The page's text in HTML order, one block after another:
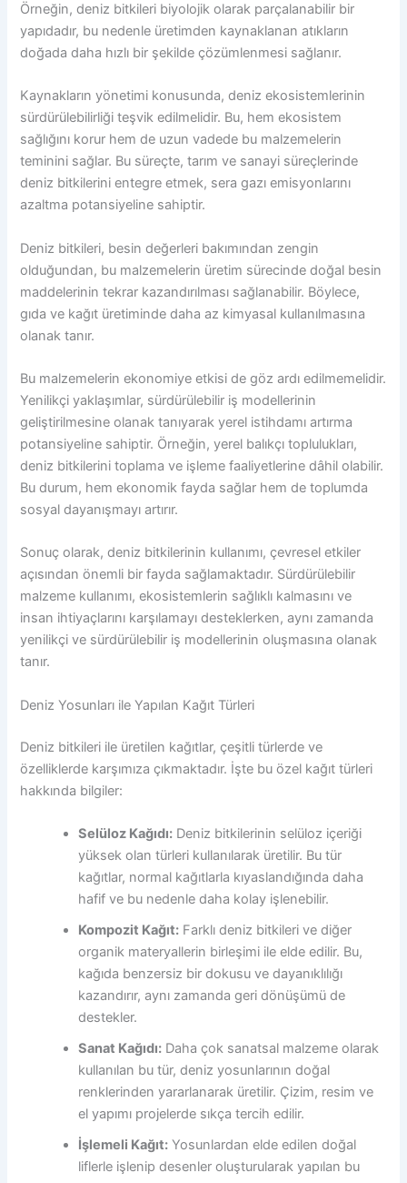
Örneğin, deniz bitkileri biyolojik olarak parçalanabilir bir
yapıdadır, bu nedenle üretimden kaynaklanan atıkların
doğada daha hızlı bir şekilde çözümlenmesi sağlanır.
Kaynakların yönetimi konusunda, deniz ekosistemlerinin
sürdürülebilirliği teşvik edilmelidir. Bu, hem ekosistem
sağlığını korur hem de uzun vadede bu malzemelerin
teminini sağlar. Bu süreçte, tarım ve sanayi süreçlerinde
deniz bitkilerini entegre etmek, sera gazı emisyonlarını
azaltma potansiyeline sahiptir.
Deniz bitkileri, besin değerleri bakımından zengin
olduğundan, bu malzemelerin üretim sürecinde doğal besin
maddelerinin tekrar kazandırılması sağlanabilir. Böylece,
gıda ve kağıt üretiminde daha az kimyasal kullanılmasına
olanak tanır.
Bu malzemelerin ekonomiye etkisi de göz ardı edilmemelidir.
Yenilikçi yaklaşımlar, sürdürülebilir iş modellerinin
geliştirilmesine olanak tanıyarak yerel istihdamı artırma
potansiyeline sahiptir. Örneğin, yerel balıkçı toplulukları,
deniz bitkilerini toplama ve işleme faaliyetlerine dâhil olabilir.
Bu durum, hem ekonomik fayda sağlar hem de toplumda
sosyal dayanışmayı artırır.
Sonuç olarak, deniz bitkilerinin kullanımı, çevresel etkiler
açısından önemli bir fayda sağlamaktadır. Sürdürülebilir
malzeme kullanımı, ekosistemlerin sağlıklı kalmasını ve
insan ihtiyaçlarını karşılamayı desteklerken, aynı zamanda
yenilikçi ve sürdürülebilir iş modellerinin oluşmasına olanak
tanır.
Deniz Yosunları ile Yapılan Kağıt Türleri
Deniz bitkileri ile üretilen kağıtlar, çeşitli türlerde ve
özelliklerde karşımıza çıkmaktadır. İşte bu özel kağıt türleri
hakkında bilgiler:
Selüloz Kağıdı: Deniz bitkilerinin selüloz içeriği
yüksek olan türleri kullanılarak üretilir. Bu tür
kağıtlar, normal kağıtlarla kıyaslandığında daha
hafif ve bu nedenle daha kolay işlenebilir.
Kompozit Kağıt: Farklı deniz bitkileri ve diğer
organik materyallerin birleşimi ile elde edilir. Bu,
kağıda benzersiz bir dokusu ve dayanıklılığı
kazandırır, aynı zamanda geri dönüşümü de
destekler.
Sanat Kağıdı: Daha çok sanatsal malzeme olarak
kullanılan bu tür, deniz yosunlarının doğal
renklerinden yararlanarak üretilir. Çizim, resim ve
el yapımı projelerde sıkça tercih edilir.
İşlemeli Kağıt: Yosunlardan elde edilen doğal
liflerle işlenip desenler oluşturularak yapılan bu